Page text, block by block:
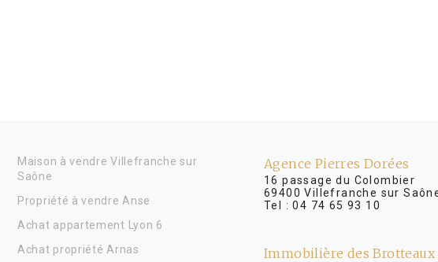
Maison à vendre Villefranche sur
Saône
Propriété à vendre Anse
Achat appartement Lyon 6
Achat propriété Arnas
Agence Pierres Dorées
16 passage du Colombier
69400 Villefranche sur
Tel :04 74 65 93 10
Immobilière des Brotteaux